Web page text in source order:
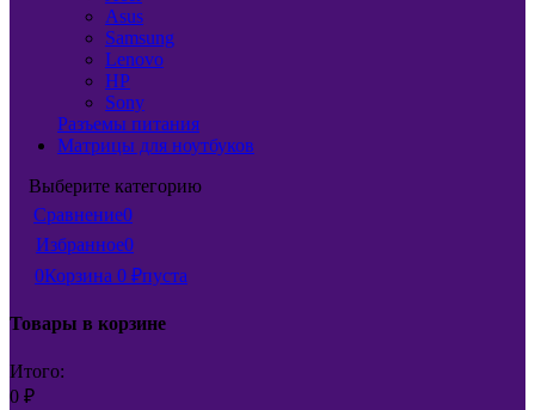
Asus
Samsung
Lenovo
HP
Sony
Разъемы питания
Матрицы для ноутбуков
Выберите категорию
Сравнение0
Избранное0
0Корзина 0 ₽пуста
Товары в корзине
Итого:
0 ₽